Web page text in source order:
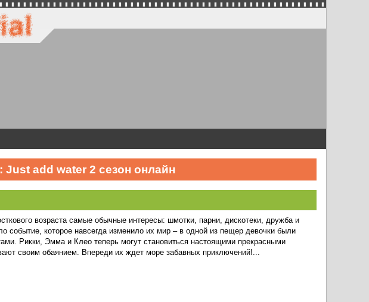
add water 2 сезон онлайн
возраста самые обычные интересы: шмотки, парни, дискотеки, дружба и
событие, которое навсегда изменило их мир – в одной из пещер девочки были
Рикки, Эмма и Клео теперь могут становиться настоящими прекрасными
своим обаянием. Впереди их ждет море забавных приключений!...